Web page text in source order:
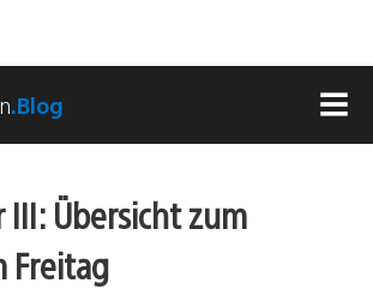
.Blog
III: Übersicht zum
Freitag